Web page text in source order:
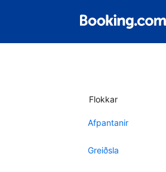
Flokkar
Afpantanir
Greiðsla